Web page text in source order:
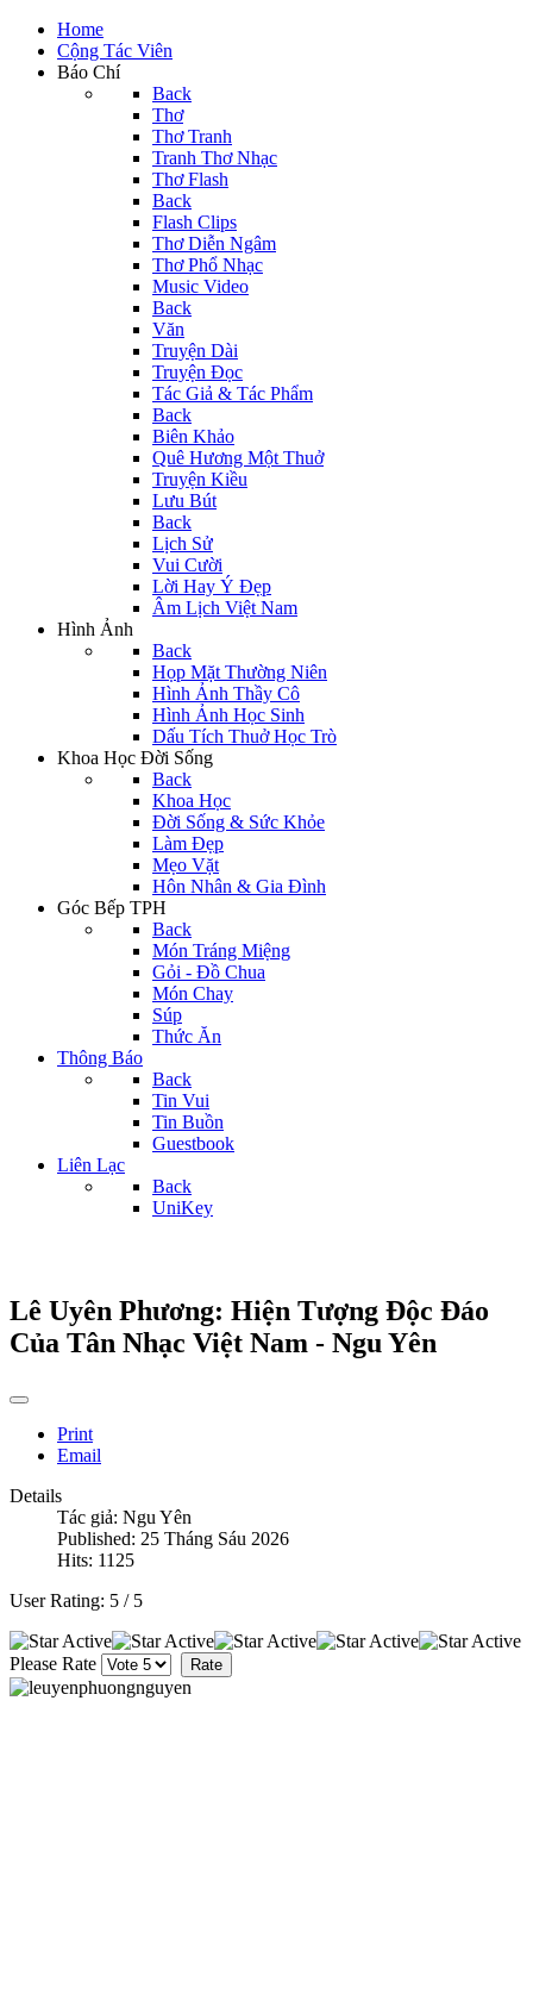
Home
Cộng Tác Viên
Báo Chí
Back
Thơ
Thơ Tranh
Tranh Thơ Nhạc
Thơ Flash
Back
Flash Clips
Thơ Diễn Ngâm
Thơ Phổ Nhạc
Music Video
Back
Văn
Truyện Dài
Truyện Đọc
Tác Giả & Tác Phẩm
Back
Biên Khảo
Quê Hương Một Thuở
Truyện Kiều
Lưu Bút
Back
Lịch Sử
Vui Cười
Lời Hay Ý Đẹp
Âm Lịch Việt Nam
Hình Ảnh
Back
Họp Mặt Thường Niên
Hình Ảnh Thầy Cô
Hình Ảnh Học Sinh
Dấu Tích Thuở Học Trò
Khoa Học Đời Sống
Back
Khoa Học
Đời Sống & Sức Khỏe
Làm Đẹp
Mẹo Vặt
Hôn Nhân & Gia Đình
Góc Bếp TPH
Back
Món Tráng Miệng
Gỏi - Đồ Chua
Món Chay
Súp
Thức Ăn
Thông Báo
Back
Tin Vui
Tin Buồn
Guestbook
Liên Lạc
Back
UniKey
Lê Uyên Phương: Hiện Tượng Độc Đáo
Của Tân Nhạc Việt Nam - Ngu Yên
Print
Email
Details
Tác giả: Ngu Yên
Published: 25 Tháng Sáu 2026
Hits: 1125
User Rating: 5 / 5
Please Rate